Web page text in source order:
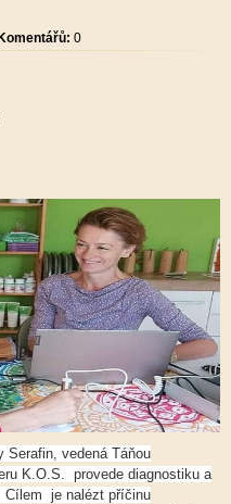
Komentářů: 0
vedená Táňou
K.O.S. provede diagnostiku a
Cílem je nalézt příčinu